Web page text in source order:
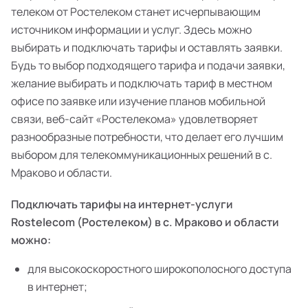
телеком от Ростелеком станет исчерпывающим
источником информации и услуг. Здесь можно
выбирать и подключать тарифы и оставлять заявки.
Будь то выбор подходящего тарифа и подачи заявки,
желание выбирать и подключать тариф в местном
офисе по заявке или изучение планов мобильной
связи, веб-сайт «Ростелекома» удовлетворяет
разнообразные потребности, что делает его лучшим
выбором для телекоммуникационных решений в с.
Мраково и области.
Подключать тарифы на интернет-услуги
Rostelecom (Ростелеком) в с. Мраково и области
можно:
для высокоскоростного широкополосного доступа
в интернет;